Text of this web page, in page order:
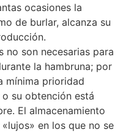
ocasiones la
de burlar, alcanza su
no son necesarias para
la hambruna; por
mínima prioridad
su obtención está
El almacenamiento
en los que no se